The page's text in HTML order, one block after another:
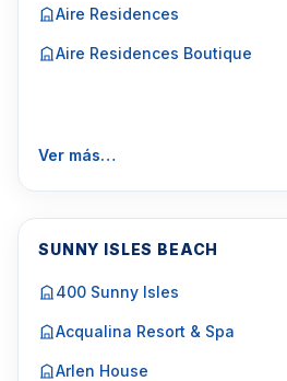
Aire Residences
Aire Residences Boutique
Ver más…
SUNNY ISLES BEACH
400 Sunny Isles
Acqualina Resort & Spa
Arlen House